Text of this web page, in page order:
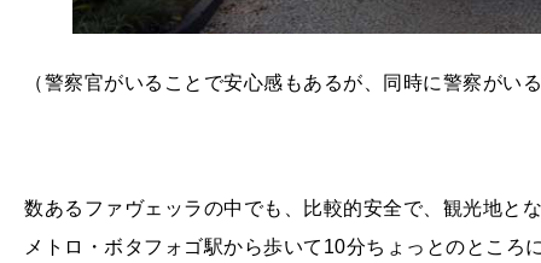
（警察官がいることで安心感もあるが、同時に警察がい
数あるファヴェッラの中でも、比較的安全で、観光地と
メトロ・ボタフォゴ駅から歩いて 10分ちょっとのところ